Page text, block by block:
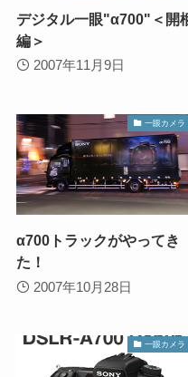
デジタル一眼"α700"＜開
編＞
2007年11月9日
一眼カメラ
α700トラックがやってき
た！
2007年10月28日
一眼カメラ